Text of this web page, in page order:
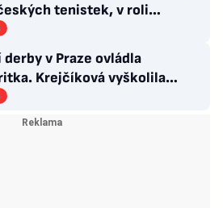
tenistek, v roli
vypadly
derby v Praze ovládla
Krejčíková vyškolila
zbytek Češek ale smutní